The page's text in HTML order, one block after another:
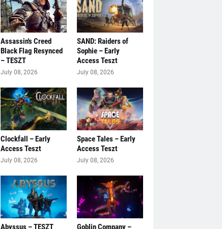
Assassin's Creed
Black Flag Resynced
– TESZT
July 08, 2026
SAND: Raiders of
Sophie – Early
Access Teszt
July 08, 2026
Clockfall – Early
Access Teszt
July 08, 2026
Space Tales – Early
Access Teszt
July 08, 2026
Abyssus – TESZT
Goblin Company –